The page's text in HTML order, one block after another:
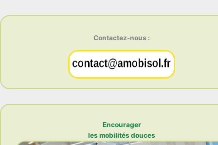
Contactez-nous :
Encourager
les mobilités douces